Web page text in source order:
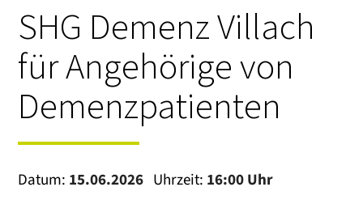
SHG Demenz Villach
für Angehörige von
Demenzpatienten
Datum: 15.06.2026 Uhrzeit: 16:00 Uhr